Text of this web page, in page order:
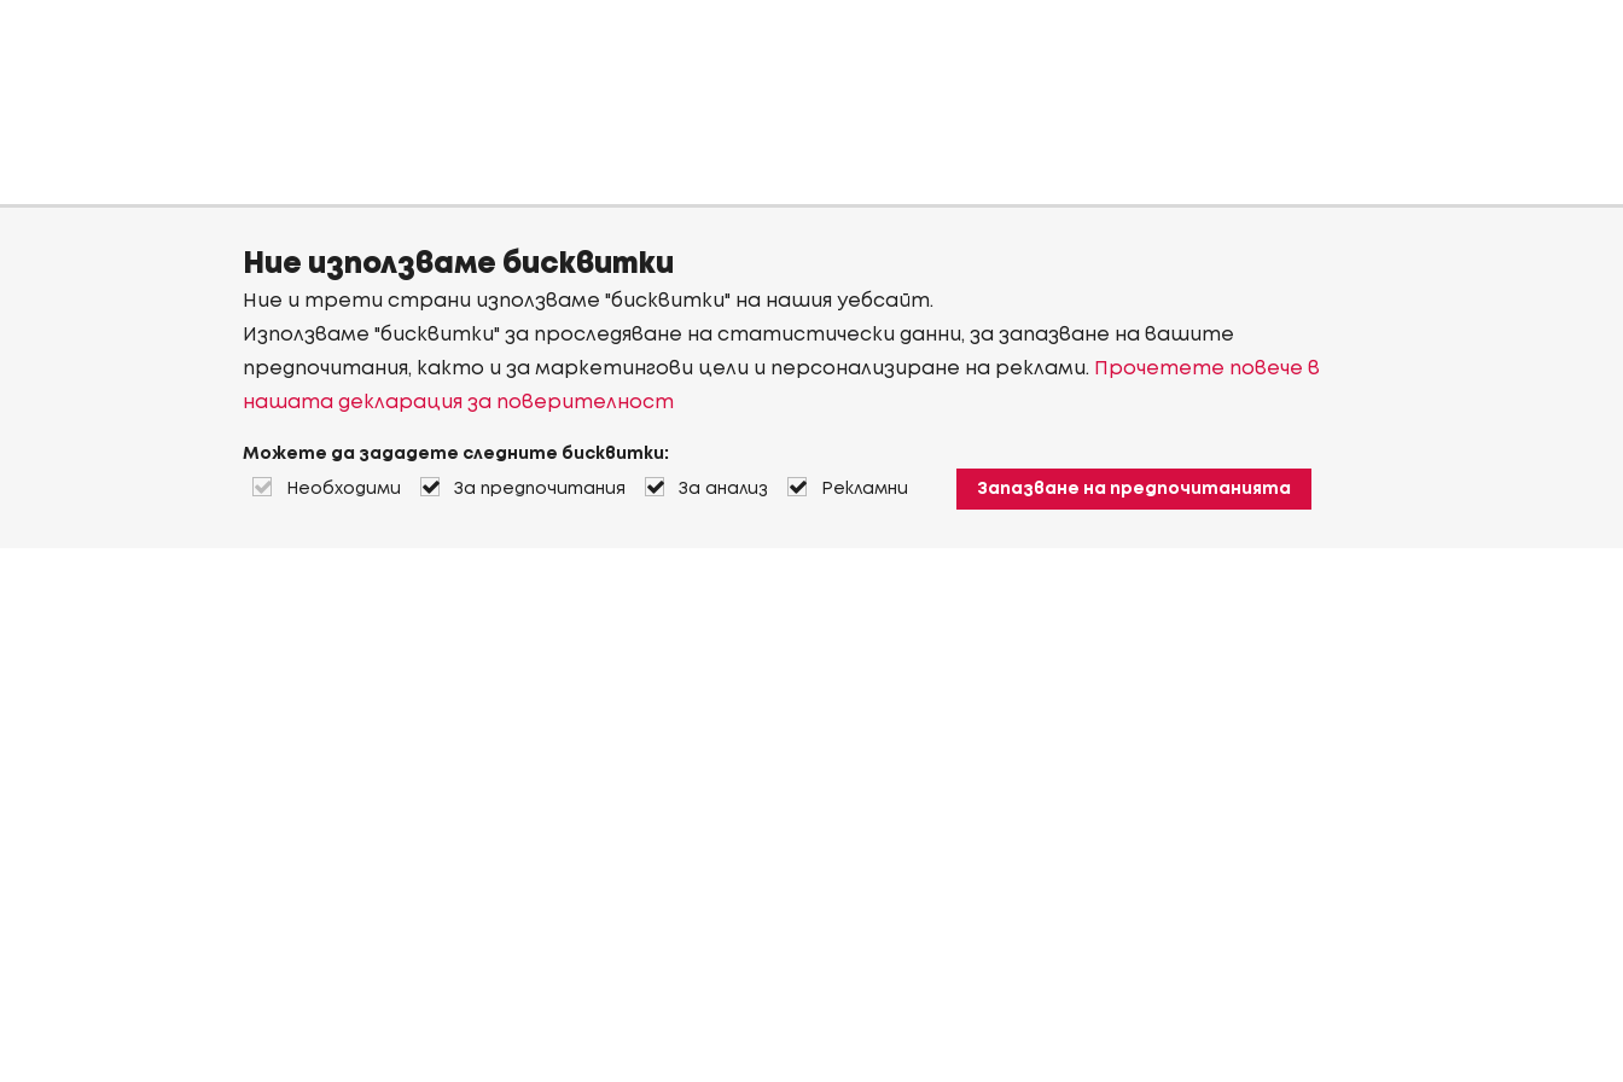
Ние използваме бисквитки
Ние и трети страни използваме "бисквитки" на нашия уебсайт.
Използваме "бисквитки" за проследяване на статистически данни, за запазване на вашите
предпочитания, както и за маркетингови цели и персонализиране на реклами. Прочетете повече в
нашата декларация за поверителност
Можете да зададете следните бисквитки:
Необходими За предпочитания За анализ Рекламни Запазване на предпочитанията